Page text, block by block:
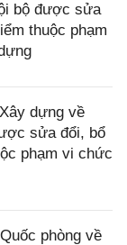
bộ được sửa
thuộc phạm
dựng về
sửa đổi, bổ
phạm vi chức
phòng về